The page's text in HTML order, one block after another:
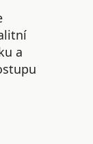
a